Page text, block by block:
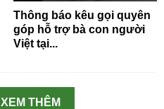
Thông báo kêu gọi quyên
góp hỗ trợ bà con người
Việt tại...
THÊM